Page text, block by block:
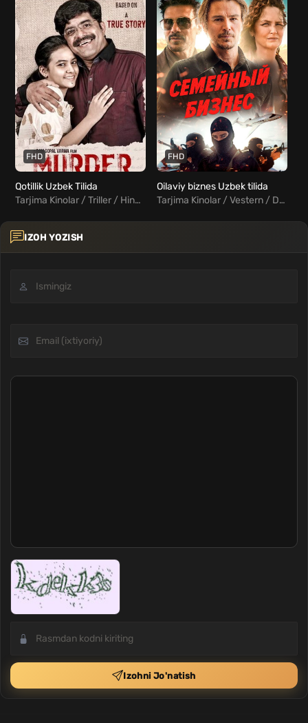
FHD
Qotillik Uzbek Tilida
Tarjima Kinolar / Triller / Hind Kinolar Uzbek Tilida
FHD
Oilaviy biznes Uzbek tilida
Tarjima Kinolar / Vestern / Drama / Triller / Xorij Kinolar Uzbek Tilida
IZOH YOZISH
Izohni Jo'natish